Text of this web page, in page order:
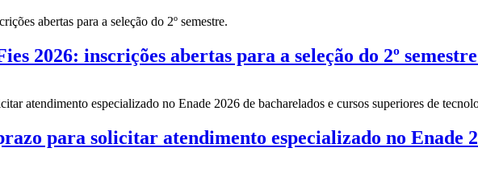
2026: inscrições abertas para a seleção do 2º
para solicitar atendimento especializado no Enade